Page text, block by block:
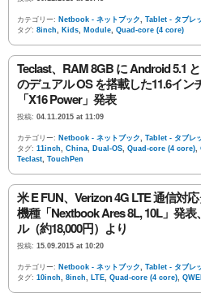
カテゴリー: Netbook - ネットブック, Tablet - タブレ
タグ: 8inch, Kids, Module, Quad-core (4 core)
Teclast、RAM 8GB に Android 5.1
のデュアル OS を搭載した11.6イン
「X16 Power」発表
投稿: 04.11.2015 at 11:09
カテゴリー: Netbook - ネットブック, Tablet - タブレ
タグ: 11inch, China, Dual-OS, Quad-core (4 core),
Teclast, TouchPen
米 E FUN、Verizon 4G LTE 通信対
機種「Nextbook Ares 8L, 10L」発表
ル（約18,000円）より
投稿: 15.09.2015 at 10:20
カテゴリー: Netbook - ネットブック, Tablet - タブレ
タグ: 10inch, 8inch, LTE, Quad-core (4 core),